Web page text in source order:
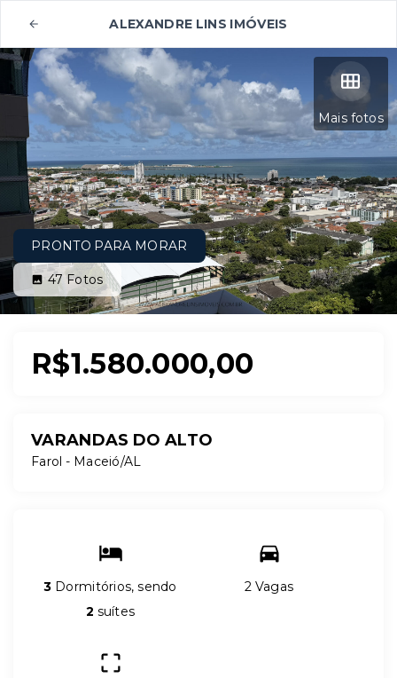
ALEXANDRE LINS IMÓVEIS
Mais fotos
PRONTO PARA MORAR
47 Fotos
R$1.580.000,00
VARANDAS DO ALTO
Farol - Maceió/AL
3 Dormitórios, sendo
2 suítes
2 Vagas